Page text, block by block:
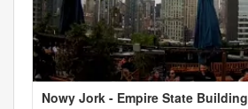
Nowy Jork - Empire State Building